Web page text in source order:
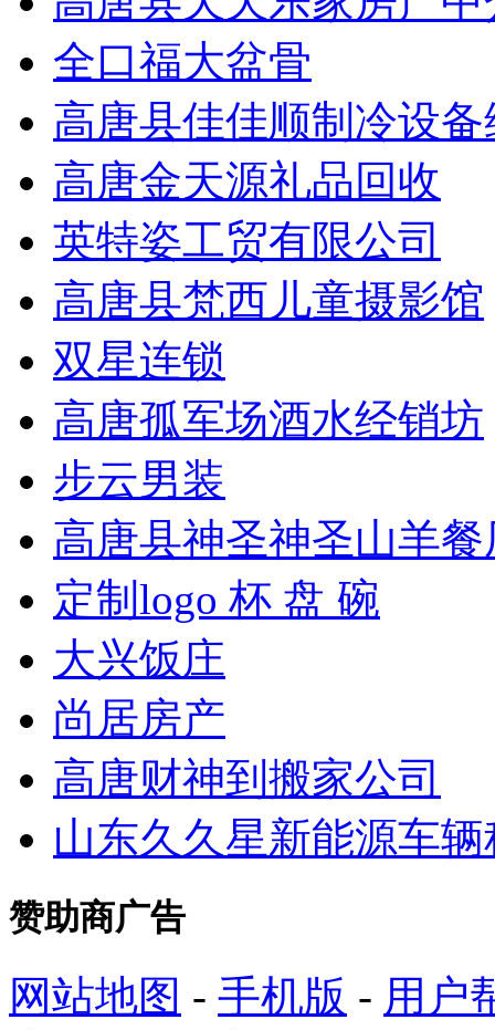
全口福大盆骨
高唐县佳佳顺制冷设
高唐金天源礼品回收
英特姿工贸有限公司
高唐县梵西儿童摄影馆
双星连锁
高唐孤军场酒水经销坊
步云男装
高唐县神圣神圣山羊
定制logo 杯 盘 碗
大兴饭庄
尚居房产
高唐财神到搬家公司
山东久久星新能源车
赞助商广告
网站地图 - 手机版 - 用户